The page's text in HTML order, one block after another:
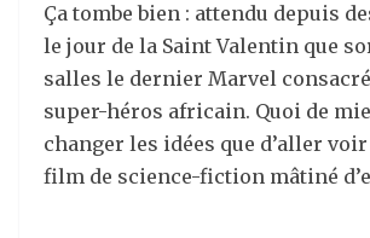
Ça tombe bien : attendu depuis
le jour de la Saint Valentin que
salles le dernier Marvel
super-héros africain. Quoi de
changer les idées que d’aller
film de science-fiction mâtiné